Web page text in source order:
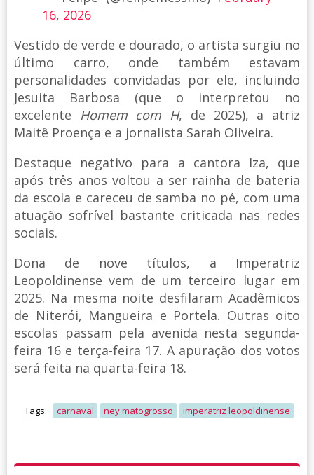
16, 2026
Vestido de verde e dourado, o artista surgiu no
último carro, onde também estavam
personalidades convidadas por ele, incluindo
Jesuita Barbosa (que o interpretou no
excelente Homem com H, de 2025), a atriz
Maitê Proença e a jornalista Sarah Oliveira.
Destaque negativo para a cantora Iza, que
após três anos voltou a ser rainha de bateria
da escola e careceu de samba no pé, com uma
atuação sofrível bastante criticada nas redes
sociais.
Dona de nove títulos, a Imperatriz
Leopoldinense vem de um terceiro lugar em
2025. Na mesma noite desfilaram Acadêmicos
de Niterói, Mangueira e Portela. Outras oito
escolas passam pela avenida nesta segunda-
feira 16 e terça-feira 17. A apuração dos votos
será feita na quarta-feira 18.
Tags: carnaval ney matogrosso imperatriz leopoldinense